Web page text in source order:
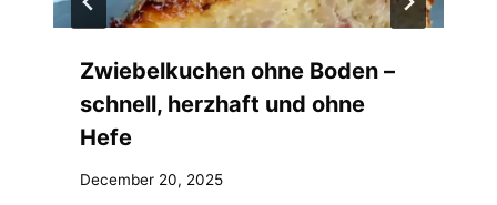
Zwiebelkuchen ohne Boden –
schnell, herzhaft und ohne
Hefe
December 20, 2025